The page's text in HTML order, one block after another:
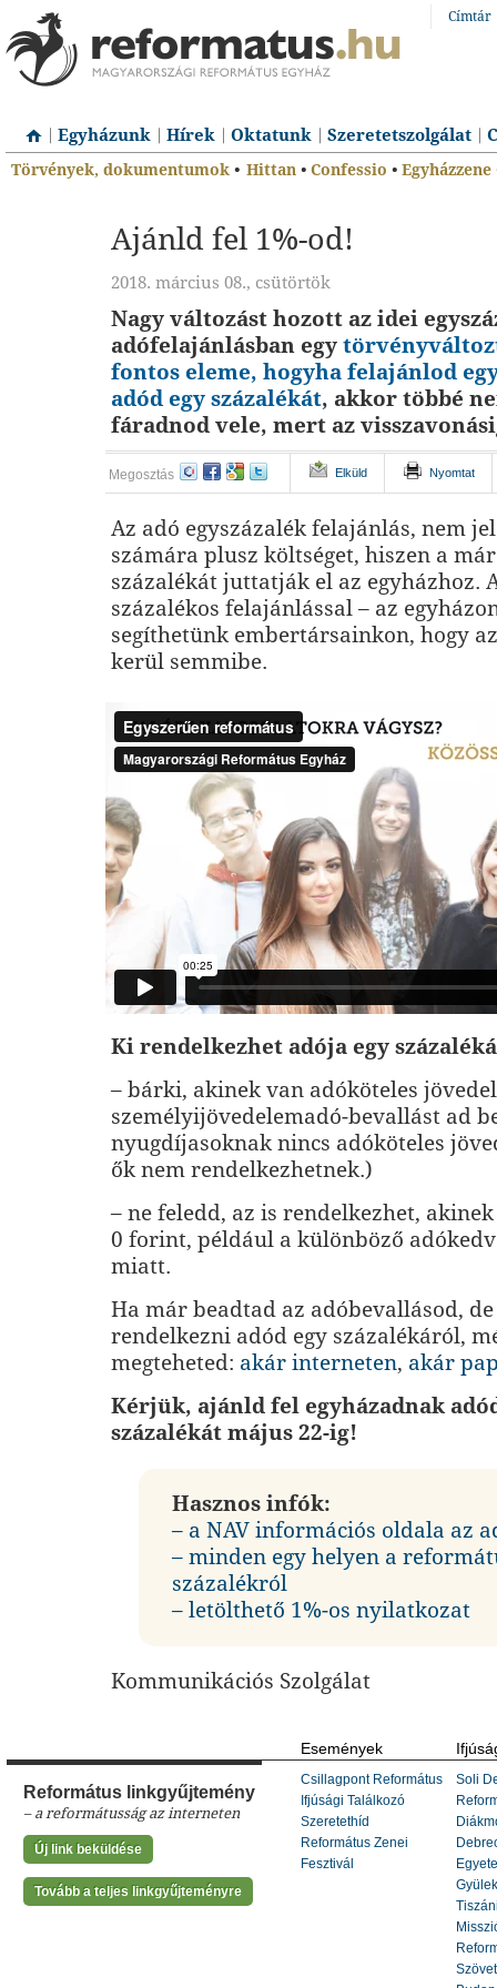
Címtár
Egyházunk Hírek Oktatunk Szeretetszolgálat
Törvények, dokumentumok • Hittan • Confessio • Egyházzene
Ajánld fel 1%-od!
2018. március 08., csütörtök
Nagy változást hozott az idei
adófelajánlásban egy
fontos eleme, hogyha felajánlod
adód egy százalékát, akkor többé
fáradnod vele, mert az
Megosztás Elküld Nyomtat
Az adó egyszázalék felajánlás, nem
számára plusz költséget, hiszen a
százalékát juttatják el az egyházhoz.
százalékos felajánlással – az
segíthetünk embertársainkon, hogy
kerül semmibe.
Ki rendelkezhet adója egy
– bárki, akinek van adóköteles
személyijövedelemadó-bevallást ad
nyugdíjasoknak nincs adóköteles
ők nem rendelkezhetnek.)
– ne feledd, az is rendelkezhet,
0 forint, például a különböző
miatt.
Ha már beadtad az adóbevallásod,
rendelkezni adód egy százalékáról,
megteheted: akár interneten, akár
Kérjük, ajánld fel egyházadnak
százalékát május 22-ig!
Hasznos infók:
– a NAV információs oldala az
– minden egy helyen a
százalékról
– letölthető 1%-os nyilatkozat
Kommunikációs Szolgálat
Református linkgyűjtemény
– a reformátusság az interneten
Új link beküldése
Tovább a teljes linkgyűjteményre
Események
Csillagpont Református
Ifjúsági Találkozó
Szeretethíd
Református Zenei
Fesztivál
Soli